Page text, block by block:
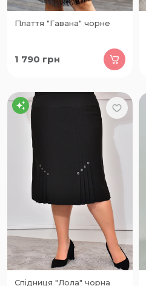
Плаття "Гавана" чорне
1 790 грн
Спідниця "Лола" чорна